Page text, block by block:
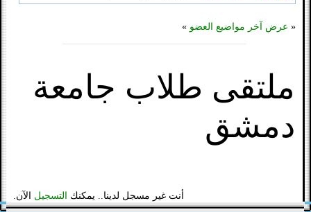
« عرض آخر مواضيع العضو »
ملتقى طلاب جامعة
دمشق
أنت غير مسجل لدينا.. يمكنك التسجيل الآن.